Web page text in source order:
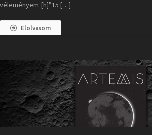
véleményem. [h]”15 […]
Elolvasom